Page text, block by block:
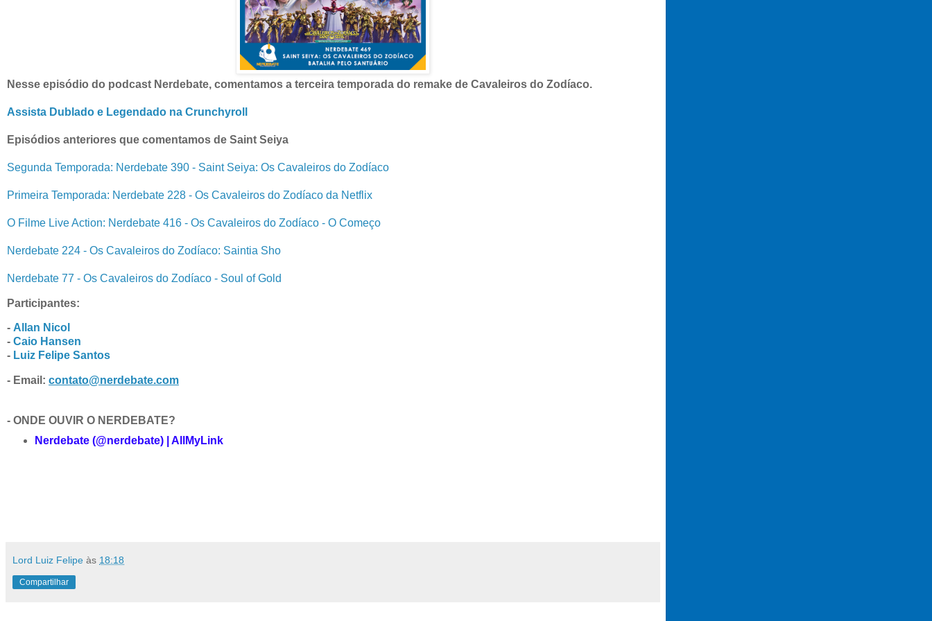
Nesse episódio do podcast Nerdebate, comentamos a terceira temporada do remake de Cavaleiros do Zodíaco.
Assista Dublado e Legendado na Crunchyroll
Episódios anteriores que comentamos de Saint Seiya
Segunda Temporada: Nerdebate 390 - Saint Seiya: Os Cavaleiros do Zodíaco
Primeira Temporada: Nerdebate 228 - Os Cavaleiros do Zodíaco da Netflix
O Filme Live Action: Nerdebate 416 - Os Cavaleiros do Zodíaco - O Começo
Nerdebate 224 - Os Cavaleiros do Zodíaco: Saintia Sho
Nerdebate 77 - Os Cavaleiros do Zodíaco - Soul of Gold
Participantes:
- Allan Nicol
- Caio Hansen
- Luiz Felipe Santos
- Email: contato@nerdebate.com
- ONDE OUVIR O NERDEBATE?
Nerdebate (@nerdebate) | AllMyLink
Lord Luiz Felipe às 18:18
Compartilhar